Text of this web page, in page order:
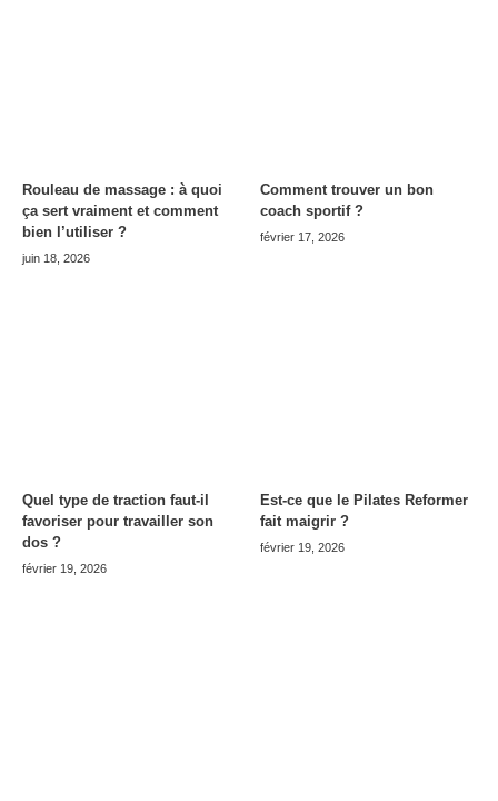
Rouleau de massage : à quoi
ça sert vraiment et comment
bien l’utiliser ?
juin 18, 2026
Comment trouver un bon
coach sportif ?
février 17, 2026
Quel type de traction faut-il
favoriser pour travailler son
dos ?
février 19, 2026
Est-ce que le Pilates Reformer
fait maigrir ?
février 19, 2026